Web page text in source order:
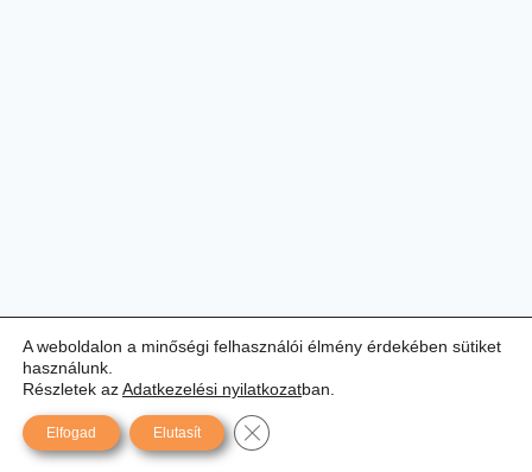
A weboldalon a minőségi felhasználói élmény érdekében sütiket
használunk.
Részletek azAdatkezelési nyilatkozatban.
Elfogad Elutasít Close GDPR Cookie Banner